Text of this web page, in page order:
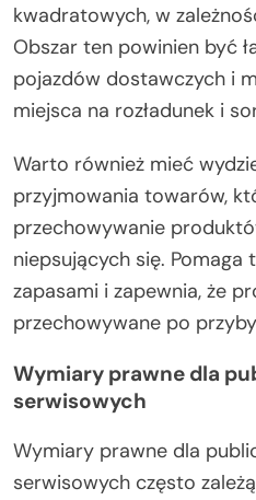
kwadratowych, w
Obszar ten powinien być
pojazdów dostawczych i
miejsca na rozładunek i
Warto również mieć
przyjmowania towarów,
przechowywanie
niepsujących się.
zapasami i zapewnia, że
przechowywane po
Wymiary prawne dla
serwisowych
Wymiary prawne dla
serwisowych często